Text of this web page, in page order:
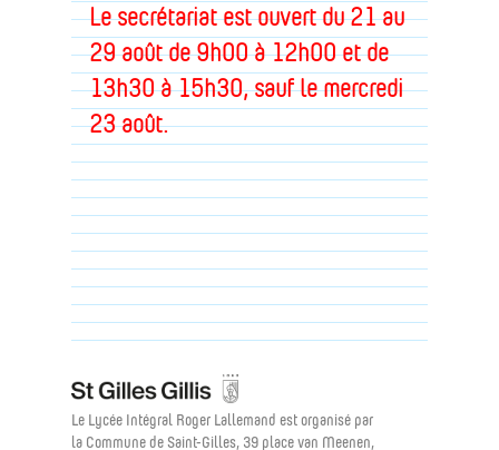
Le secrétariat est ouvert du 21 au
29 août de 9h00 à 12h00 et de
13h30 à 15h30, sauf le mercredi
23 août.
Le Lycée Intégral Roger Lallemand est organisé par
la Commune de Saint-Gilles, 39 place van Meenen,